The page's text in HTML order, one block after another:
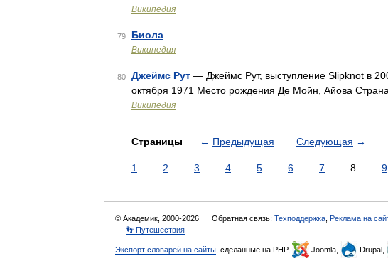
Википедия
79 Биола — …
Википедия
80 Джеймс Рут — Джеймс Рут, выступление Slipknot в
октября 1971 Место рождения Де Мойн, Айова
Википедия
Страницы ← Предыдущая Следующая →
1 2 3 4 5 6 7 8 9
© Академик, 2000-2026 Обратная связь: Техподдержка Реклама на
👣 Путешествия
Экспорт словарей на сайты , сделанные на PHP, Joomla, Drupal,